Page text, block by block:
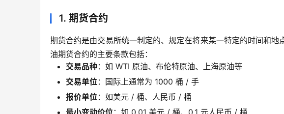
1. 期货合约
期货合约是由交易所统一制定的、规定在将来某一特定的时间和
油期货合约的主要条款包括：
交易品种：如 WTI 原油、布伦特原油、上海原油等
交易单位：国际上通常为 1000 桶 / 手
报价单位：如美元 / 桶、人民币 / 桶